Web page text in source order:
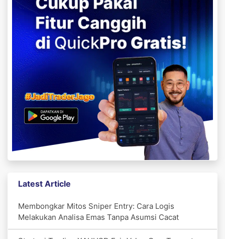
Latest Article
Membongkar Mitos Sniper Entry: Cara Logis
Melakukan Analisa Emas Tanpa Asumsi Cacat